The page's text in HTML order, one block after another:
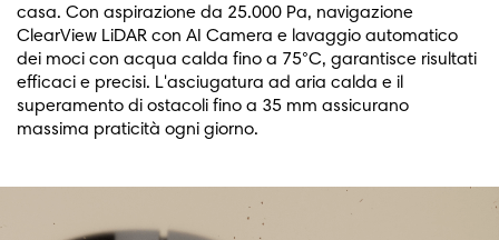
casa. Con aspirazione da 25.000 Pa, navigazione
ClearView LiDAR con AI Camera e lavaggio automatico
dei moci con acqua calda fino a 75°C, garantisce risultati
efficaci e precisi. L'asciugatura ad aria calda e il
superamento di ostacoli fino a 35 mm assicurano
massima praticità ogni giorno.